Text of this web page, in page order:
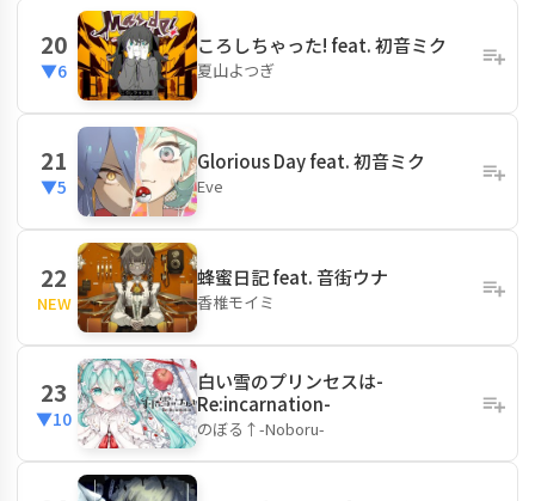
20
▼6
ころしちゃった! feat. 初音ミク
夏山よつぎ
21
▼5
Glorious Day feat. 初音ミク
Eve
22
NEW
蜂蜜日記 feat. 音街ウナ
香椎モイミ
23
▼10
白い雪のプリンセスは-
Re:incarnation-
のぼる↑-Noboru-